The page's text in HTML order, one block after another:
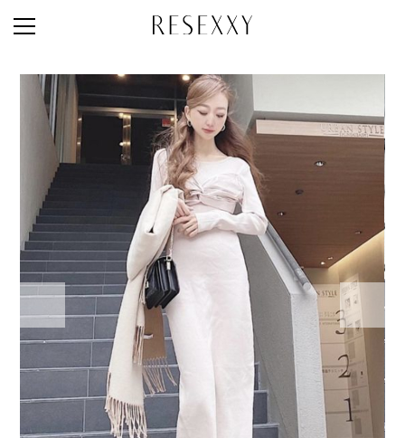
STAFF STYLE
NEWS
MAGAZINE
LOOK BOOK
NEW ARRIVAL
RANKING
STYLE PHOTO
ACCOUNT
SHOP LIST
ONLINE STORE